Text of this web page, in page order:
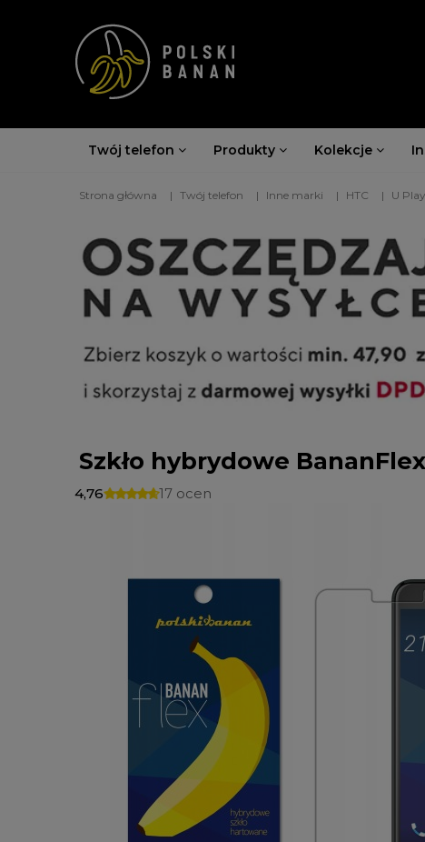
Twój telefon Produkty Kolekcje
Strona główna Twój telefon Inne marki HTC U Play
Szkło hybrydowe
4,76 17 ocen